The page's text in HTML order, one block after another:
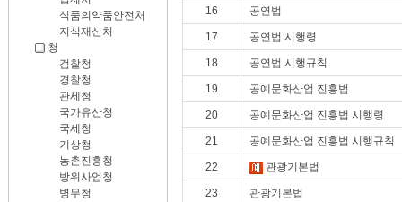
식품의약품안전처
지식재산처
청
검찰청
경찰청
관세청
국가유산청
국세청
기상청
농촌진흥청
방위사업청
병무청
16 공연법
17 공연법 시행령
18 공연법 시행규칙
19 공예문화산업 진흥법
20 공예문화산업 진흥법 시행령
21 공예문화산업 진흥법 시행규칙
22 관광기본법
23 관광기본법